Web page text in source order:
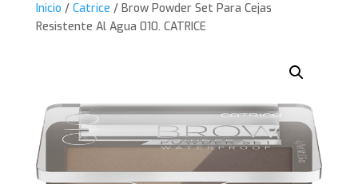
Inicio / Catrice / Brow Powder Set Para Cejas
Resistente Al Agua 010. CATRICE